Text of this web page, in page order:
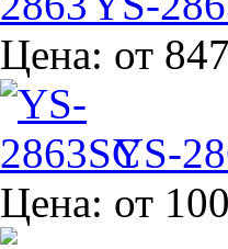
Цена: от
YS-
Цена: от